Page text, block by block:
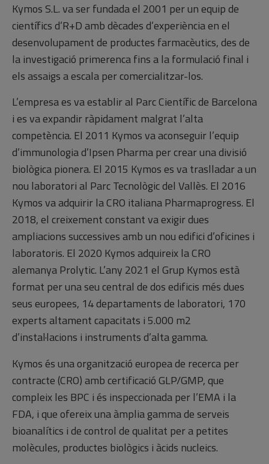
Kymos S.L. va ser fundada el 2001 per un equip de
científics d’R+D amb dècades d’experiència en el
desenvolupament de productes farmacèutics, des de
la investigació primerenca fins a la formulació final i
els assaigs a escala per comercialitzar-los.
L’empresa es va establir al Parc Científic de Barcelona
i es va expandir ràpidament malgrat l’alta
competència. El 2011 Kymos va aconseguir l’equip
d’immunologia d’Ipsen Pharma per crear una divisió
biològica pionera. El 2015 Kymos es va traslladar a un
nou laboratori al Parc Tecnològic del Vallès. El 2016
Kymos va adquirir la CRO italiana Pharmaprogress. El
2018, el creixement constant va exigir dues
ampliacions successives amb un nou edifici d’oficines i
laboratoris. El 2020 Kymos adquireix la CRO
alemanya Prolytic. L’any 2021 el Grup Kymos està
format per una seu central de dos edificis més dues
seus europees, 14 departaments de laboratori, 170
experts altament capacitats i 5.000 m2
d’instal·lacions i instruments d’alta gamma.
Kymos és una organització europea de recerca per
contracte (CRO) amb certificació GLP/GMP, que
compleix les BPC i és inspeccionada per l’EMA i la
FDA, i que ofereix una àmplia gamma de serveis
bioanalítics i de control de qualitat per a petites
molècules, productes biològics i àcids nucleics.